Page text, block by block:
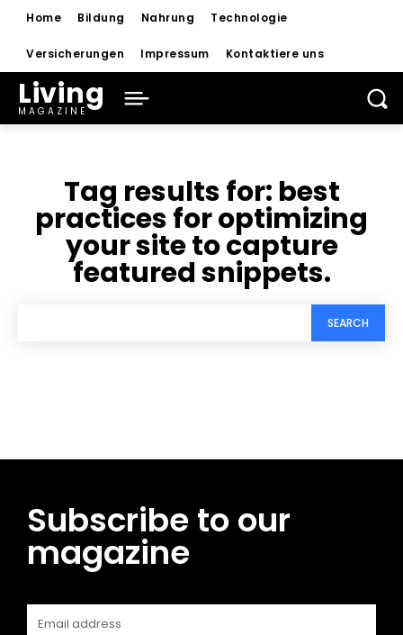
Home Bildung Nahrung Technologie
Versicherungen Impressum Kontaktiere uns
Living
MAGAZINE
Tag results for: best
practices for optimizing
your site to capture
featured snippets.
SEARCH
Subscribe to our
magazine